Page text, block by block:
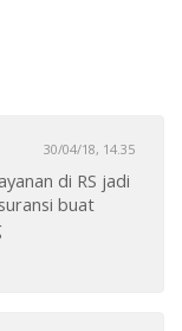
30/04/18, 14.35
di RS jadi
buat